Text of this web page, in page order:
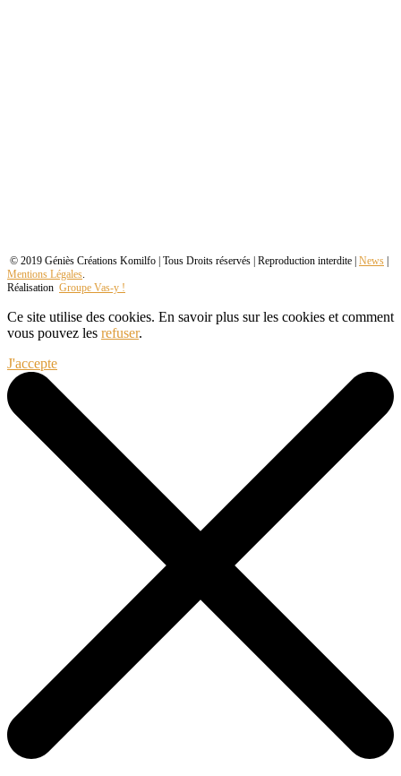
© 2019 Géniès Créations Komilfo | Tous Droits réservés | Reproduction interdite | News
Mentions Légales.
Réalisation Groupe Vas-y !
Ce site utilise des cookies. En savoir plus sur les cookies et comment
vous pouvez les refuser.
J'accepte